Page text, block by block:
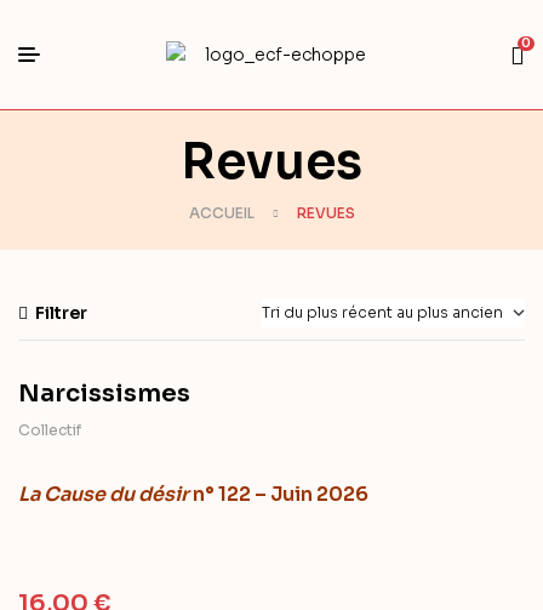
0
Revues
ACCUEIL REVUES
Filtrer
Narcissismes
Collectif
La Cause du désirn° 122 – Juin 2026
16,00 €